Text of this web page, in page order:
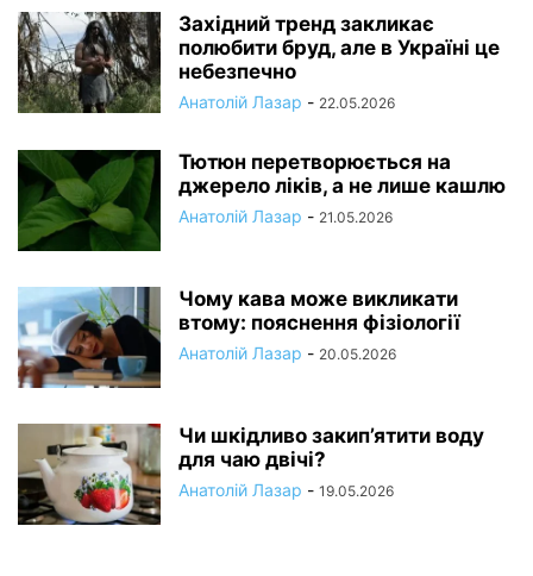
Західний тренд закликає
полюбити бруд, але в Україні це
небезпечно
Анатолій Лазар - 22.05.2026
Тютюн перетворюється на
джерело ліків, а не лише кашлю
Анатолій Лазар - 21.05.2026
Чому кава може викликати
втому: пояснення фізіології
Анатолій Лазар - 20.05.2026
Чи шкідливо закип’ятити воду
для чаю двічі?
Анатолій Лазар - 19.05.2026